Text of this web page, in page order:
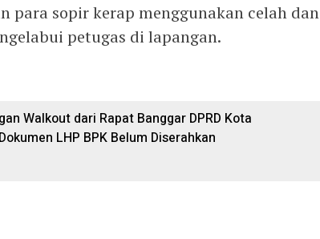
para sopir kerap menggunakan celah
petugas di lapangan.
Walkout dari Rapat Banggar DPRD Kota
LHP BPK Belum Diserahkan